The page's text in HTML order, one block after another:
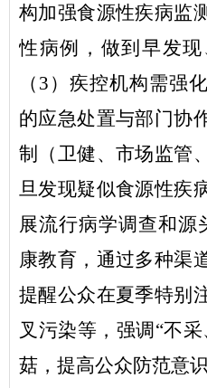
构加强食源性疾病监
性病例，做到早发现
（ 3 ）疾控机构需强
的应急处置与部门协
制（卫健、市场监管
旦发现疑似食源性疾
展流行病学调查和源
康教育，通过多种渠
提醒公众在夏季特别
叉污染等，强调 “不采
菇，提高公众防范意识